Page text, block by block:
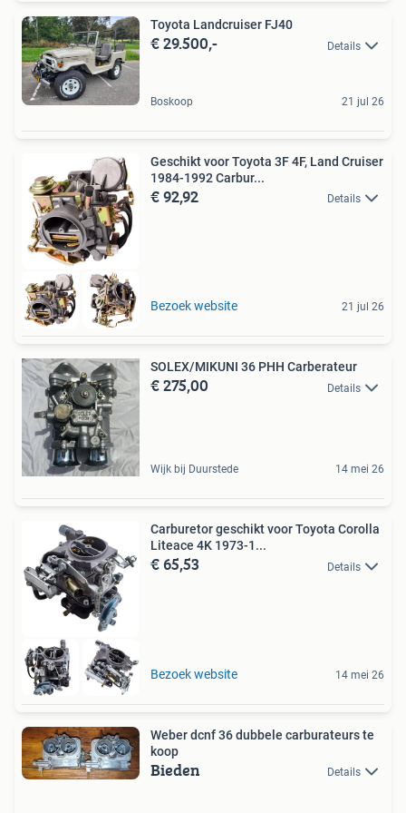
Toyota Landcruiser FJ40
€ 29.500,- Details
Boskoop 21 jul 26
Geschikt voor Toyota 3F 4F, Land Cruiser
1984-1992 Carbur...
€ 92,92 Details
Bezoek website 21 jul 26
SOLEX/MIKUNI 36 PHH Carberateur
€ 275,00 Details
Wijk bij Duurstede 14 mei 26
Carburetor geschikt voor Toyota Corolla
Liteace 4K 1973-1...
€ 65,53 Details
Bezoek website 14 mei 26
Weber dcnf 36 dubbele carburateurs te
koop
Bieden Details